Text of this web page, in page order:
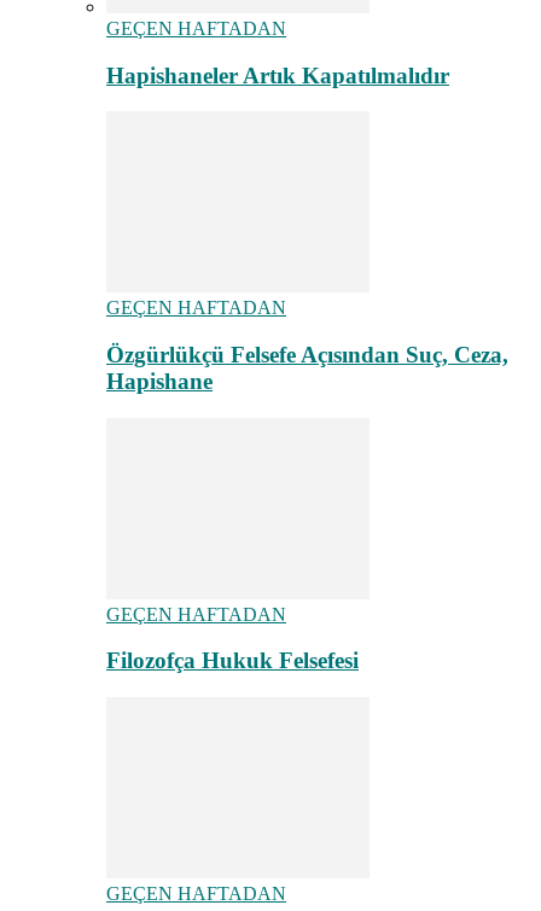
GEÇEN HAFTADAN
Hapishaneler Artık Kapatılmalıdır
GEÇEN HAFTADAN
Özgürlükçü Felsefe Açısından Suç, Ceza,
Hapishane
GEÇEN HAFTADAN
Filozofça Hukuk Felsefesi
GEÇEN HAFTADAN